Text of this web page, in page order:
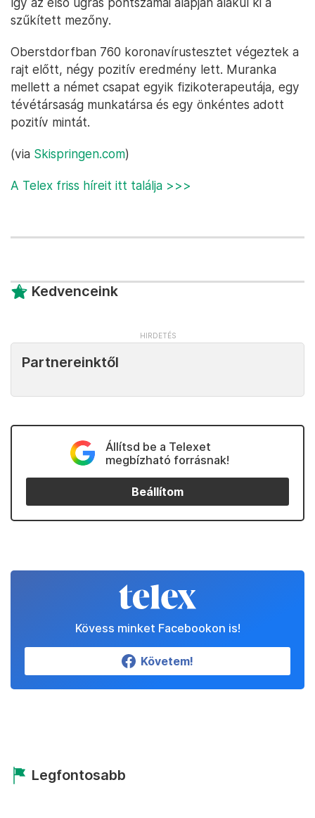
szűkített mezőny.
Oberstdorfban 760 koronavírustesztet végeztek a
rajt előtt, négy pozitív eredmény lett. Muranka
mellett a német csapat egyik fizikoterapeutája, egy
tévétársaság munkatársa és egy önkéntes adott
pozitív mintát.
(via Skispringen.com)
A Telex friss híreit itt találja >>>
Kedvenceink
Partnereinktől
Állítsd be a Telexet
megbízható forrásnak!
Beállítom
Kövess minket Facebookon is!
Követem!
Legfontosabb